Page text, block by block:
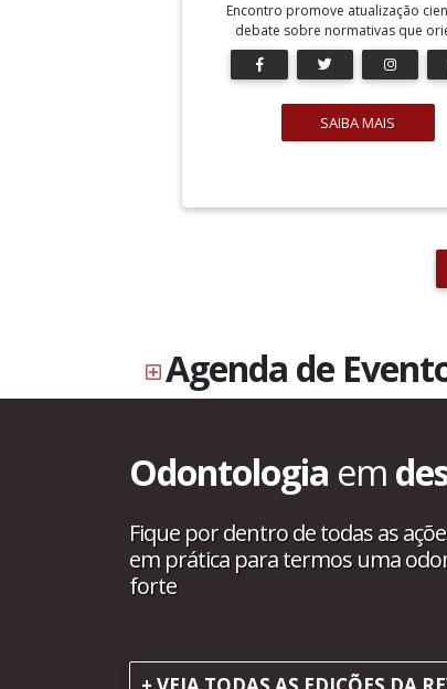
Encontro promove atualização
debate sobre normativas que
SAIBA MAIS
Agenda de
Odontologia em
Fique por dentro de todas as
em prática para termos uma
forte